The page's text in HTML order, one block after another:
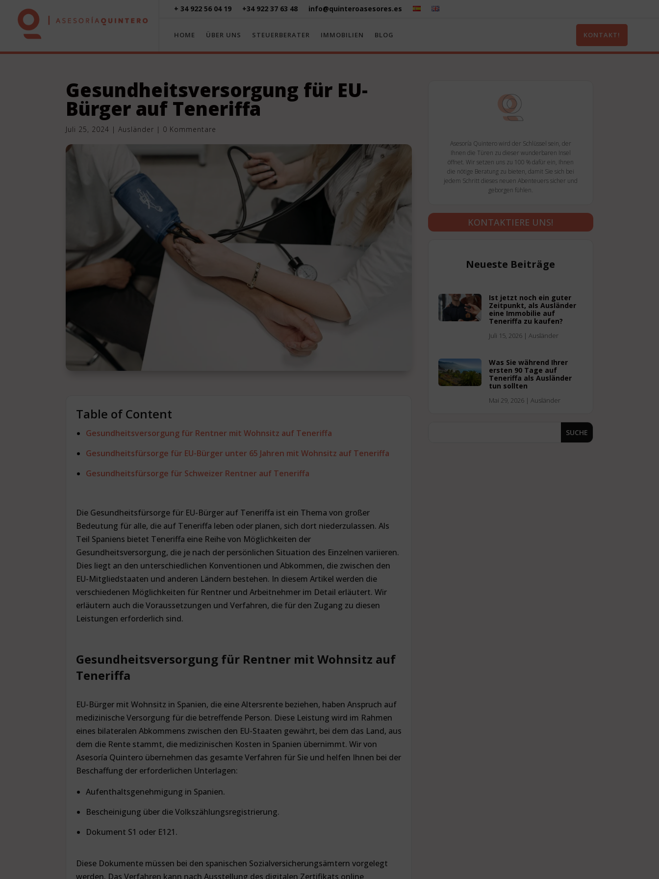
+ 34 922 56 04 19 +34 922 37 63 48 info@quinteroasesores.es
HOME ÜBER UNS STEUERBERATER IMMOBILIEN KONTAKT!
BLOG
Gesundheitsversorgung für EU-
Bürger auf Teneriffa
Juli 25, 2024 |Ausländer | 0 Kommentare
Table of Content
Gesundheitsversorgung für Rentner mit Wohnsitz auf Teneriffa
Gesundheitsfürsorge für EU-Bürger unter 65 Jahren mit Wohnsitz auf Teneriffa
Gesundheitsfürsorge für Schweizer Rentner auf Teneriffa
Die Gesundheitsfürsorge für EU-Bürger auf Teneriffa ist ein Thema von großer
Bedeutung für alle, die auf Teneriffa leben oder planen, sich dort niederzulassen. Als
Teil Spaniens bietet Teneriffa eine Reihe von Möglichkeiten der
Gesundheitsversorgung, die je nach der persönlichen Situation des Einzelnen variieren.
Dies liegt an den unterschiedlichen Konventionen und Abkommen, die zwischen den
EU-Mitgliedstaaten und anderen Ländern bestehen. In diesem Artikel werden die
verschiedenen Möglichkeiten für Rentner und Arbeitnehmer im Detail erläutert. Wir
erläutern auch die Voraussetzungen und Verfahren, die für den Zugang zu diesen
Leistungen erforderlich sind.
Gesundheitsversorgung für Rentner mit Wohnsitz auf
Teneriffa
EU-Bürger mit Wohnsitz in Spanien, die eine Altersrente beziehen, haben Anspruch auf
medizinische Versorgung für die betreffende Person. Diese Leistung wird im Rahmen
eines bilateralen Abkommens zwischen den EU-Staaten gewährt, bei dem das Land, aus
dem die Rente stammt, die medizinischen Kosten in Spanien übernimmt. Wir von
Asesoría Quintero übernehmen das gesamte Verfahren für Sie und helfen Ihnen bei der
Beschaffung der erforderlichen Unterlagen:
Aufenthaltsgenehmigung in Spanien.
Bescheinigung über die Volkszählungsregistrierung.
Dokument S1 oder E121.
Diese Dokumente müssen bei den spanischen Sozialversicherungsämtern vorgelegt
werden. Das Verfahren kann nach Ausstellung des digitalen Zertifikats online
Asesoría Quintero wird der Schlüssel sein, der
Ihnen die Türen zu dieser wunderbaren Insel
öffnet. Wir setzen uns zu 100 % dafür ein, Ihnen
die nötige Beratung zu bieten, damit Sie sich bei
jedem Schritt dieses neuen Abenteuers sicher und
geborgen fühlen.
KONTAKTIERE UNS!
Neueste Beiträge
Ist jetzt noch ein guter
Zeitpunkt, als Ausländer
eine Immobilie auf
Teneriffa zu kaufen?
Juli 15, 2026| Ausländer
Was Sie während Ihrer
ersten 90 Tage auf
Teneriffa als Ausländer
tun sollten
Mai 29, 2026| Ausländer